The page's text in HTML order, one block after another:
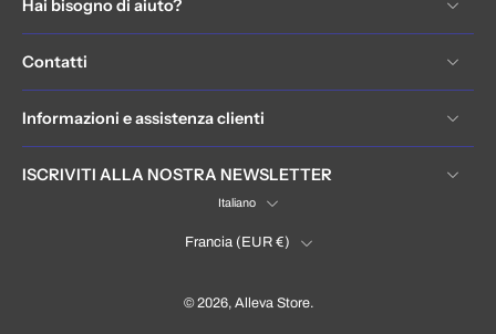
Hai bisogno di aiuto?
Contatti
Informazioni e assistenza clienti
ISCRIVITI ALLA NOSTRA NEWSLETTER
Italiano
Francia ‎(EUR €)‎
© 2026, Alleva Store.